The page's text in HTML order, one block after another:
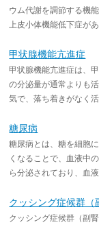
ウム代謝を調節する機
上皮小体機能低下症が
甲状腺機能亢進症
甲状腺機能亢進症は、
の分泌量が通常よりも
気で、落ち着きがなく
糖尿病
糖尿病とは、糖を細胞
くなることで、血液中
ら分泌されており、血
クッシング症候群（
クッシング症候群（副